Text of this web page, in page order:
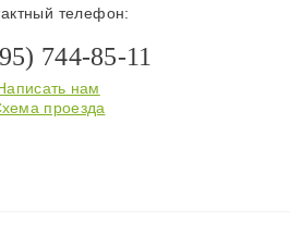
телефон:
744-85-11
нам
проезда